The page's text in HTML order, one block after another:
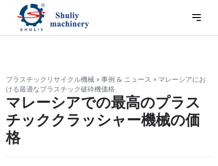
プラスチックリサイクル機械 » 事例 & ニュース » マレーシアにお
ける最適なプラスチック破砕機価格
マレーシアでの最高のプラス
チッククラッシャー機械の価
格